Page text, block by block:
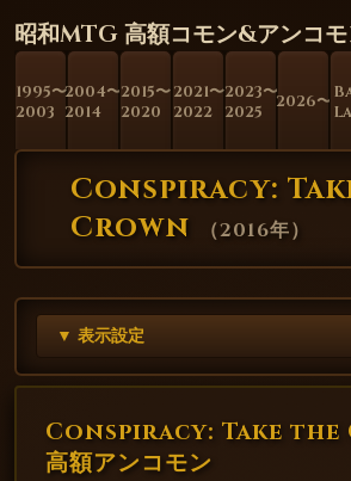
昭和MTG 高額コモン&アンコ
1995〜
2003
2004〜
2014
2015〜
2020
2021〜
2022
2023〜
2025
2026〜
Conspiracy:
Crown
（2016年）
▼ 表示設定
Conspiracy: Take the
高額アンコモン